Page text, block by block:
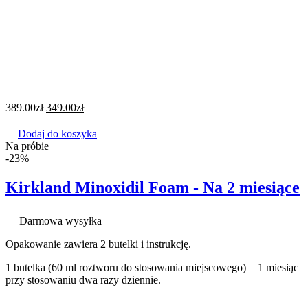
389.00zł 349.00zł
Dodaj do koszyka
Na próbie
-23%
Kirkland Minoxidil Foam - Na 2 miesiące
Darmowa wysyłka
Opakowanie zawiera 2 butelki i instrukcję.
1 butelka (60 ml roztworu do stosowania miejscowego) = 1 miesiąc
przy stosowaniu dwa razy dziennie.